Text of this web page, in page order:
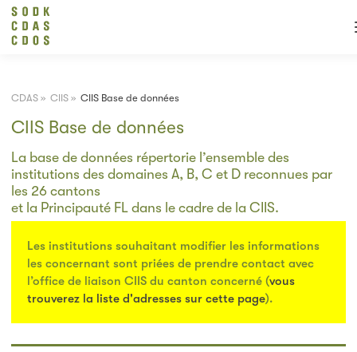
CDAS » CIIS » CIIS Base de données
CIIS Base de données
La base de données répertorie l’ensemble des
institutions des domaines A, B, C et D reconnues par
les 26 cantons
et la Principauté FL dans le cadre de la CIIS.
Les institutions souhaitant modifier les informations
les concernant sont priées de prendre contact avec
l’office de liaison CIIS du canton concerné (vous
trouverez la liste d'adresses sur cette page).